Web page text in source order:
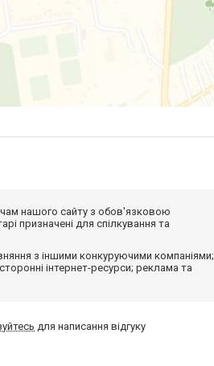
нашого сайту з обов'язковою
призначені для спілкування та
з іншими конкуруючими компаніями;
інтернет-ресурси; реклама та
для написання відгуку